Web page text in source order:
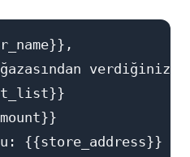
{{store_address}}